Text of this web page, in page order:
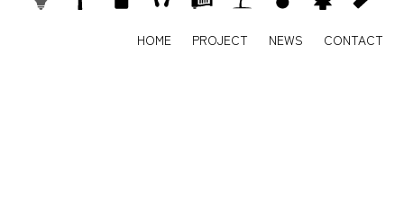
HOME
PROJECT
NEWS
CONTACT